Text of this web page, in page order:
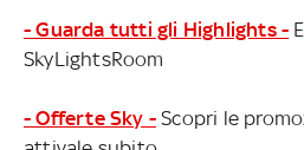
- Guarda tutti gli Highlights -
SkyLightsRoom
- Offerte Sky - Scopri le